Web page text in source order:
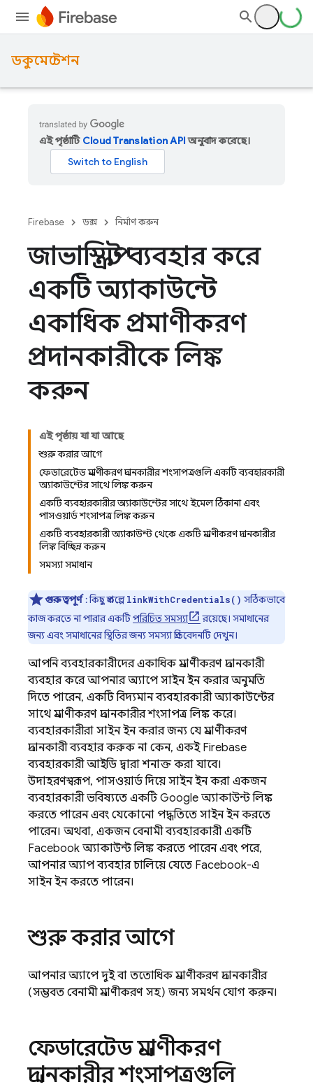
ডকুমেন্টেশন
এই পৃষ্ঠাটি Cloud Translation APIঅনুবাদ করেছে।
Firebase ডক্স নির্মাণ করুন
জাভাস্ক্রিপ্ট ব্যবহার করে
একটি অ্যাকাউন্টে
একাধিক প্রমাণীকরণ
প্রদানকারীকে লিঙ্ক
করুন
এই পৃষ্ঠায় যা যা আছে
শুরু করার আগে
ফেডারেটেড প্রমাণীকরণ প্রদানকারীর শংসাপত্রগুলি একটি ব্যবহারকারী
অ্যাকাউন্টের সাথে লিঙ্ক করুন
একটি ব্যবহারকারীর অ্যাকাউন্টের সাথে ইমেল ঠিকানা এবং
পাসওয়ার্ড শংসাপত্র লিঙ্ক করুন
একটি ব্যবহারকারী অ্যাকাউন্ট থেকে একটি প্রমাণীকরণ প্রদানকারীর
লিঙ্ক বিচ্ছিন্ন করুন
সমস্যা সমাধান
গুরুত্বপূর্ণ: কিছু প্রকল্পেlinkWithCredentials() সঠিকভাবে
কাজ করতে না পারার একটিপরিচিত সমস্যা
রয়েছে। সমাধানের
জন্য এবং সমাধানের স্থিতির জন্য সমস্যা প্রতিবেদনটি দেখুন।
আপনি ব্যবহারকারীদের একাধিক প্রমাণীকরণ প্রদানকারী
ব্যবহার করে আপনার অ্যাপে সাইন ইন করার অনুমতি
দিতে পারেন, একটি বিদ্যমান ব্যবহারকারী অ্যাকাউন্টের
সাথে প্রমাণীকরণ প্রদানকারীর শংসাপত্র লিঙ্ক করে।
ব্যবহারকারীরা সাইন ইন করার জন্য যে প্রমাণীকরণ
প্রদানকারী ব্যবহার করুক না কেন, একই Firebase
ব্যবহারকারী আইডি দ্বারা শনাক্ত করা যাবে।
উদাহরণস্বরূপ, পাসওয়ার্ড দিয়ে সাইন ইন করা একজন
ব্যবহারকারী ভবিষ্যতে একটি Google অ্যাকাউন্ট লিঙ্ক
করতে পারেন এবং যেকোনো পদ্ধতিতে সাইন ইন করতে
পারেন। অথবা, একজন বেনামী ব্যবহারকারী একটি
Facebook অ্যাকাউন্ট লিঙ্ক করতে পারেন এবং পরে,
আপনার অ্যাপ ব্যবহার চালিয়ে যেতে Facebook-এ
সাইন ইন করতে পারেন।
শুরু করার আগে
আপনার অ্যাপে দুই বা ততোধিক প্রমাণীকরণ প্রদানকারীর
(সম্ভবত বেনামী প্রমাণীকরণ সহ) জন্য সমর্থন যোগ করুন।
ফেডারেটেড প্রমাণীকরণ
প্রদানকারীর শংসাপত্রগুলি